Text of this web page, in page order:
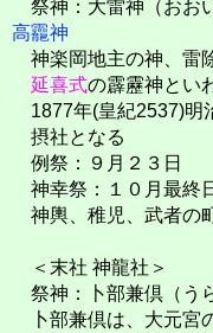
祭神：大雷神（おお
高龗神
神楽岡地主の神、雷
延喜式の霹靂神とい
1877年(皇紀2537)明
摂社となる
例祭：９月２３日
神幸祭：１０月最終
神輿、稚児、武者の
＜末社 神龍社＞
祭神：卜部兼倶（う
卜部兼倶は、大元宮